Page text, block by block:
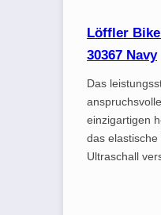
Löffler
30367 Navy
Das
einzigartigen
das
Ultraschall